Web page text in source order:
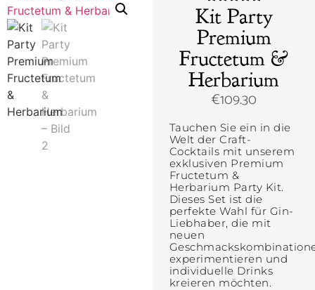
Kit Party
Premium
Fructetum &
Herbarium
€109.30
Tauchen Sie ein in die
Welt der Craft-
Cocktails mit unserem
exklusiven Premium
Fructetum &
Herbarium Party Kit.
Dieses Set ist die
perfekte Wahl für Gin-
Liebhaber, die mit
neuen
experimentieren und
individuelle Drinks
kreieren möchten.